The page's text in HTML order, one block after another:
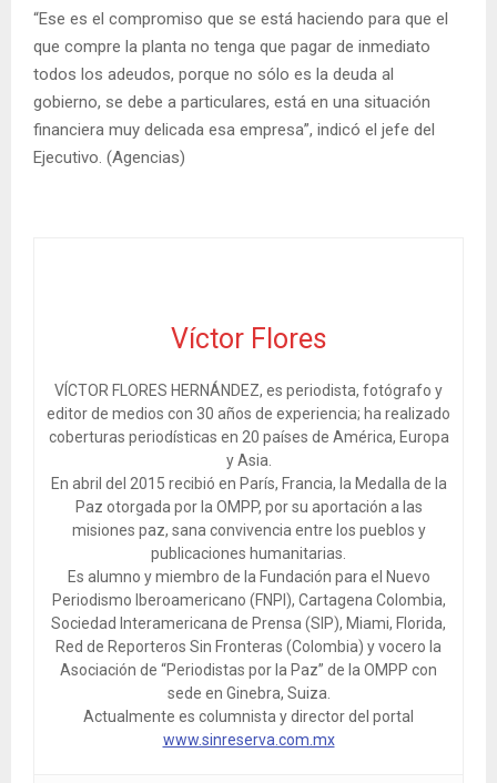
“Ese es el compromiso que se está haciendo para que el
que compre la planta no tenga que pagar de inmediato
todos los adeudos, porque no sólo es la deuda al
gobierno, se debe a particulares, está en una situación
financiera muy delicada esa empresa”, indicó el jefe del
Ejecutivo. (Agencias)
Víctor Flores
VÍCTOR FLORES HERNÁNDEZ, es periodista, fotógrafo y
editor de medios con 30 años de experiencia; ha realizado
coberturas periodísticas en 20 países de América, Europa
y Asia.
En abril del 2015 recibió en París, Francia, la Medalla de la
Paz otorgada por la OMPP, por su aportación a las
misiones paz, sana convivencia entre los pueblos y
publicaciones humanitarias.
Es alumno y miembro de la Fundación para el Nuevo
Periodismo Iberoamericano (FNPI), Cartagena Colombia,
Sociedad Interamericana de Prensa (SIP), Miami, Florida,
Red de Reporteros Sin Fronteras (Colombia) y vocero la
Asociación de “Periodistas por la Paz” de la OMPP con
sede en Ginebra, Suiza.
Actualmente es columnista y director del portal
www.sinreserva.com.mx